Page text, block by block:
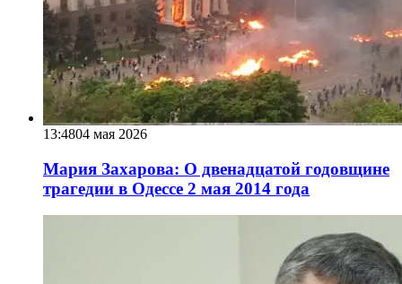
13:4804 мая 2026
Мария Захарова: О двенадцатой годовщине
трагедии в Одессе 2 мая 2014 года